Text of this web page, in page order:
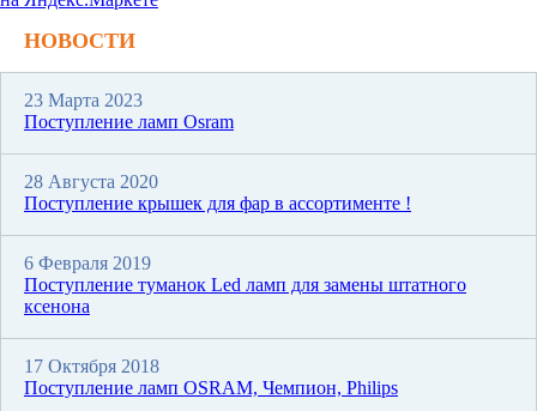
НОВОСТИ
23 Марта 2023
Поступление ламп Osram
28 Августа 2020
Поступление крышек для фар в ассортименте !
6 Февраля 2019
Поступление туманок Led ламп для замены штатного
ксенона
17 Октября 2018
Поступление ламп OSRAM, Чемпион, Philips